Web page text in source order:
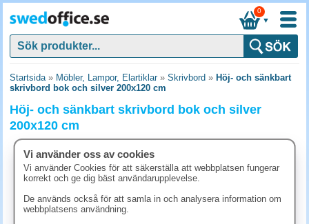
▼
0
Startsida» Möbler, Lampor, Elartiklar» Skrivbord » Höj- och sänkbart
skrivbord bok och silver 200x120 cm
Höj- och sänkbart skrivbord bok och silver
200x120 cm
Vi använder oss av cookies
Vi använder Cookies för att säkerställa att webbplatsen fungerar
korrekt och ge dig bäst användarupplevelse.
De används också för att samla in och analysera information om
webbplatsens användning.